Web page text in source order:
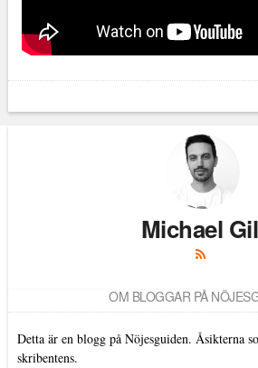
Michael
OM BLOGGAR PÅ
Detta är en blogg på Nöjesguiden. Åsikterna
skribentens.